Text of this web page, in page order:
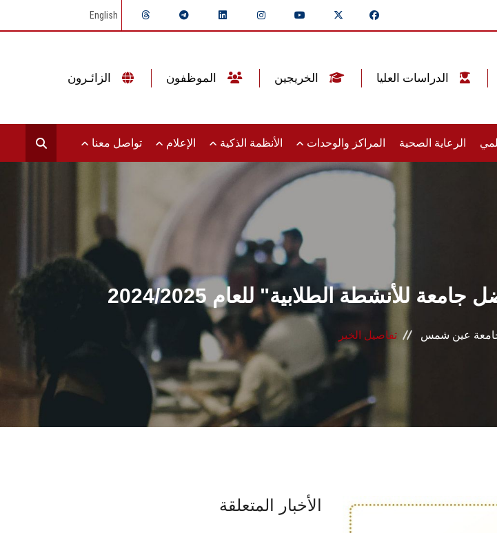
English
الرعاية الصحية المراكز والوحدات الأنظمة الذكية الإعلام تواصل معنا
للأنشطة الطلابية" للعام 2024/2025
جامعة عين شمس تفاصيل الخبر
الأخبار المتعلقة